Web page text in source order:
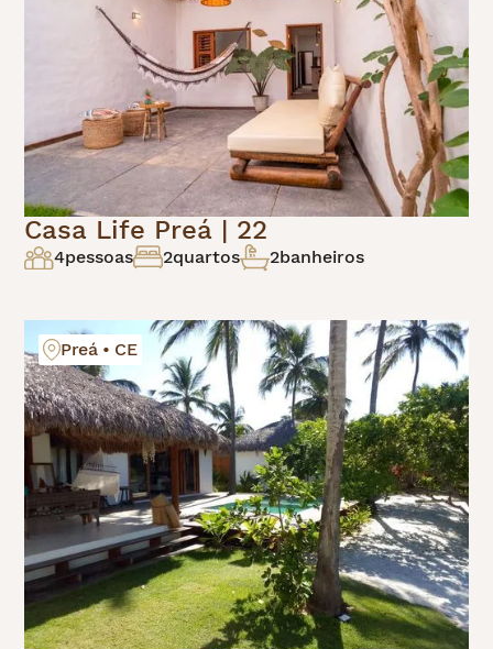
Casa Life Preá | 22
4pessoas 2quartos 2banheiros
Preá • CE